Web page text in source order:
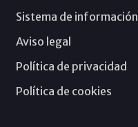
Sistema de información
Aviso legal
Política de privacidad
Política de cookies